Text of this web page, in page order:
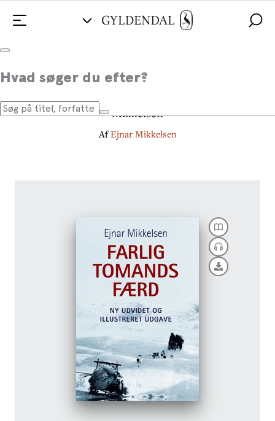
Hvad søger du efter?
Farlig tomandsfærd
Ny udvidet og illustreret udgave ved Naja
Mikkelsen
AfEjnar Mikkelsen